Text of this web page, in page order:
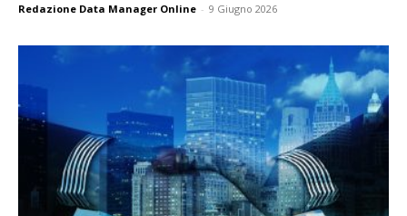
Redazione Data Manager Online - 9 Giugno 2026